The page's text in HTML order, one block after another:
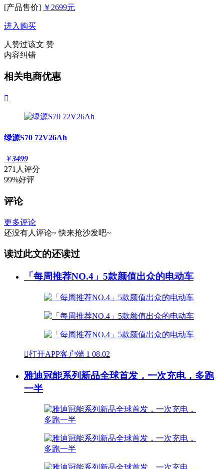
[产品售价] ￥2699元
进入购买
人赞过该文 赞
内容纠错
相关电商优惠

绿源S70 72V26Ah
￥3499
271人评分
99%好评
评论
更多评论
还没有人评论~ 快来抢沙发吧~
读过此文的还读过
「每周推荐NO.4」5款颜值出众的电动车
打开APP客户端 1 08.02
雅迪冠能系列新品全球首发，一次充电，多跑
一半